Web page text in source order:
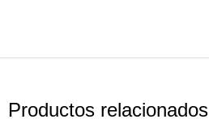
Productos relacionados